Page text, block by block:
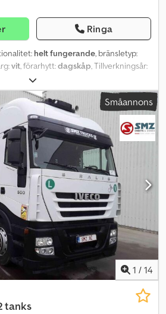
Ringa
helt fungerande, bränsletyp:
vit, förarhytt:dagskåp, Tillverkningsår:
IVECO STRALIS 460 Årsmodell: 2014
MOTOR Manuell växellåda / Slagvolym:
26 000 kg Dedpfxswdxads Aqiskr
4 300 mm Fasta flakmått: 5 370 x 2
mm Kran: PK 32080 D – 5 utskjut
klimatkontroll
Småannons
1 / 14
tanks